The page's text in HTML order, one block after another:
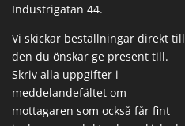
Industrigatan 44.
Vi skickar beställningar direkt till
den du önskar ge present till.
Skriv alla uppgifter i
meddelandefältet om
mottagaren som också får fint